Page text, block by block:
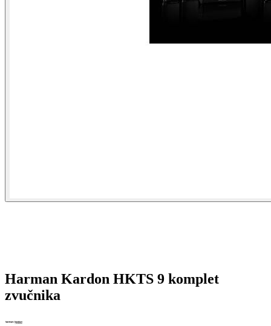
Harman Kardon HKTS 9 komplet
zvučnika